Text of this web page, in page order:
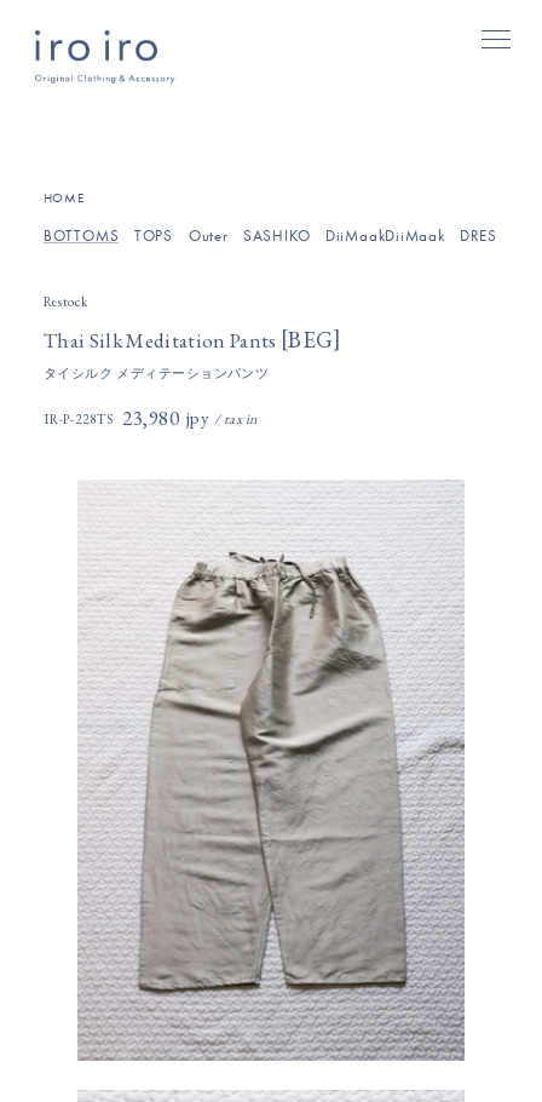
HOME
BOTTOMS TOPS Outer SASHIKO DiiMaakDiiMaak DRESSES/
Restock
Thai Silk Meditation Pants [BEG]
タイシルク メディテーションパンツ
IR-P-228TS 23,980円(税込)